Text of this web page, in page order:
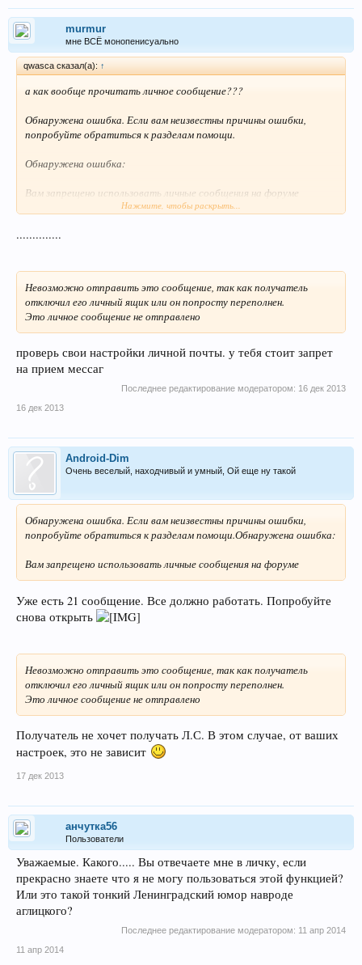
murmur
мне ВСЁ монопенисуально
qwasca сказал(а): ↑
а как вообще прочитать личное сообщение???
Обнаружена ошибка. Если вам неизвестны причины ошибки,
попробуйте обратиться к разделам помощи.
Обнаружена ошибка:
Вам запрещено использовать личные сообщения на форуме
Нажмите, чтобы раскрыть...
..............
Невозможно отправить это сообщение, так как получатель
отключил его личный ящик или он попросту переполнен.
Это личное сообщение не отправлено
проверь свои настройки личной почты. у тебя стоит запрет
на прием мессаг
Последнее редактирование модератором: 16 дек 2013
16 дек 2013
Android-Dim
Очень веселый, находчивый и умный, Ой еще ну такой
Обнаружена ошибка. Если вам неизвестны причины ошибки,
попробуйте обратиться к разделам помощи.Обнаружена ошибка:
Вам запрещено использовать личные сообщения на форуме
Уже есть 21 сообщение. Все должно работать. Попробуйте
снова открыть
Невозможно отправить это сообщение, так как получатель
отключил его личный ящик или он попросту переполнен.
Это личное сообщение не отправлено
Получатель не хочет получать Л.С. В этом случае, от ваших
настроек, это не зависит
17 дек 2013
анчутка56
Пользователи
Уважаемые. Какого..... Вы отвечаете мне в личку, если
прекрасно знаете что я не могу пользоваться этой функцией?
Или это такой тонкий Ленинградский юмор навроде
аглицкого?
Последнее редактирование модератором: 11 апр 2014
11 апр 2014